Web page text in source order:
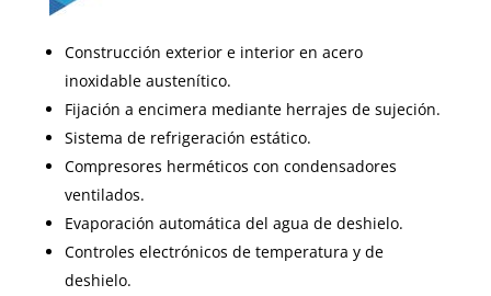
Construcción exterior e interior en acero
inoxidable austenítico.
Fijación a encimera mediante herrajes de sujeción.
Sistema de refrigeración estático.
Compresores herméticos con condensadores
ventilados.
Evaporación automática del agua de deshielo.
Controles electrónicos de temperatura y de
deshielo.